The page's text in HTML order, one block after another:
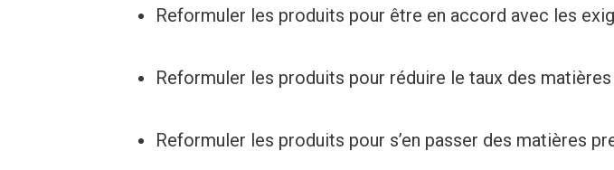
Reformuler les produits pour être en accord avec les
Reformuler les produits pour réduire le taux des
Reformuler les produits pour s’en